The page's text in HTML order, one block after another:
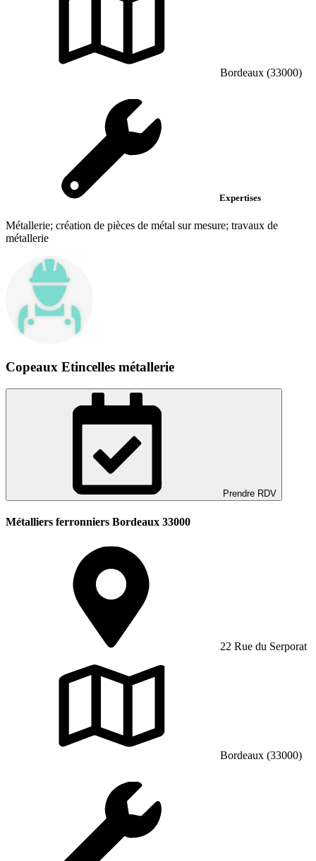
Bordeaux (33000)
Expertises
Métallerie; création de pièces de métal sur mesure; travaux de
métallerie
Copeaux Etincelles métallerie
Prendre RDV
Métalliers ferronniers Bordeaux 33000
22 Rue du Serporat
Bordeaux (33000)